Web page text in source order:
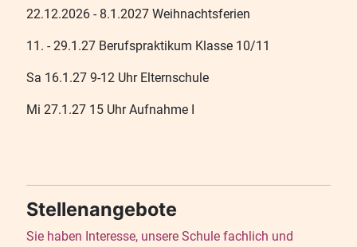
22.12.2026 - 8.1.2027 Weihnachtsferien
11. - 29.1.27 Berufspraktikum Klasse 10/11
Sa 16.1.27 9-12 Uhr Elternschule
Mi 27.1.27 15 Uhr Aufnahme I
Stellenangebote
Sie haben Interesse, unsere Schule fachlich und